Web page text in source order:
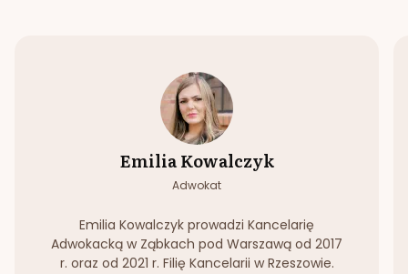
Emilia Kowalczyk
Adwokat
Emilia Kowalczyk prowadzi Kancelarię
Adwokacką w Ząbkach pod Warszawą od 2017
r. oraz od 2021 r. Filię Kancelarii w Rzeszowie.